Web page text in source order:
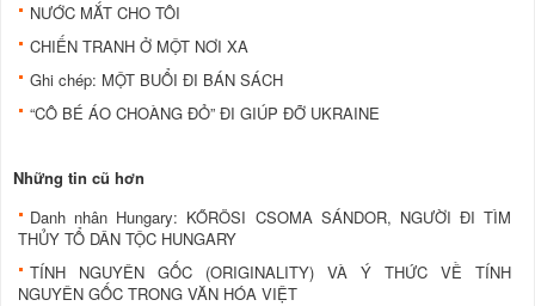
NƯỚC MẮT CHO TÔI
CHIẾN TRANH Ở MỘT NƠI XA
Ghi chép: MỘT BUỔI ĐI BÁN SÁCH
“CÔ BÉ ÁO CHOÀNG ĐỎ” ĐI GIÚP ĐỠ UKRAINE
Những tin cũ hơn
Danh nhân Hungary: KŐRÖSI CSOMA SÁNDOR, NGƯỜI ĐI TÌM
THỦY TỔ DÂN TỘC HUNGARY
TÍNH NGUYÊN GỐC (ORIGINALITY) VÀ Ý THỨC VỀ TÍNH
NGUYÊN GỐC TRONG VĂN HÓA VIỆT